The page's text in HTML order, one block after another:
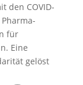
den COVID-
für
Eine
gelöst